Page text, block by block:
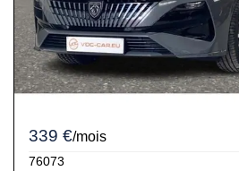
339 €/mois
76073